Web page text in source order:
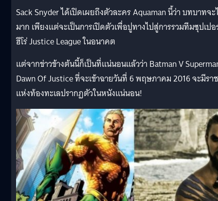
Sack Snyder ได้เปิดเผยถึงตัวละคร Aquaman นี้ว่า บทบาทจะ
มาก เพียงแต่จะเป็นการเปิดตัวเพื่อปูทางไปสู่การรวมทีมซุปเป
ฮีโร่ Justice League ในอนาคต
แต่จากข่าวข้างต้นนี้ก็เป็นที่แน่นอนแล้วว่า Batman V
Dawn Of Justice ที่จะเข้าฉายวันที่ 6 พฤษภาคม 2016 จะมีรา
แห่งท้องทะเลปรากฏตัวในหนังแน่นอน!